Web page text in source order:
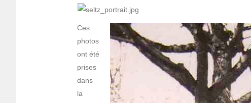
Ces
photos
ont été
prises
dans
la